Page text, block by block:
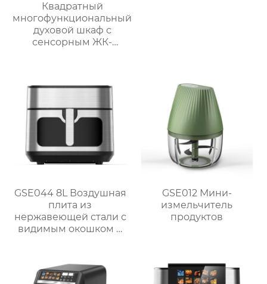
Квадратный
многофункциональный
духовой шкаф с
сенсорным ЖК-
GSE044 8L Воздушная
плита из
нержавеющей стали с
видимым окошком и
GSE012 Мини-
измельчитель
продуктов